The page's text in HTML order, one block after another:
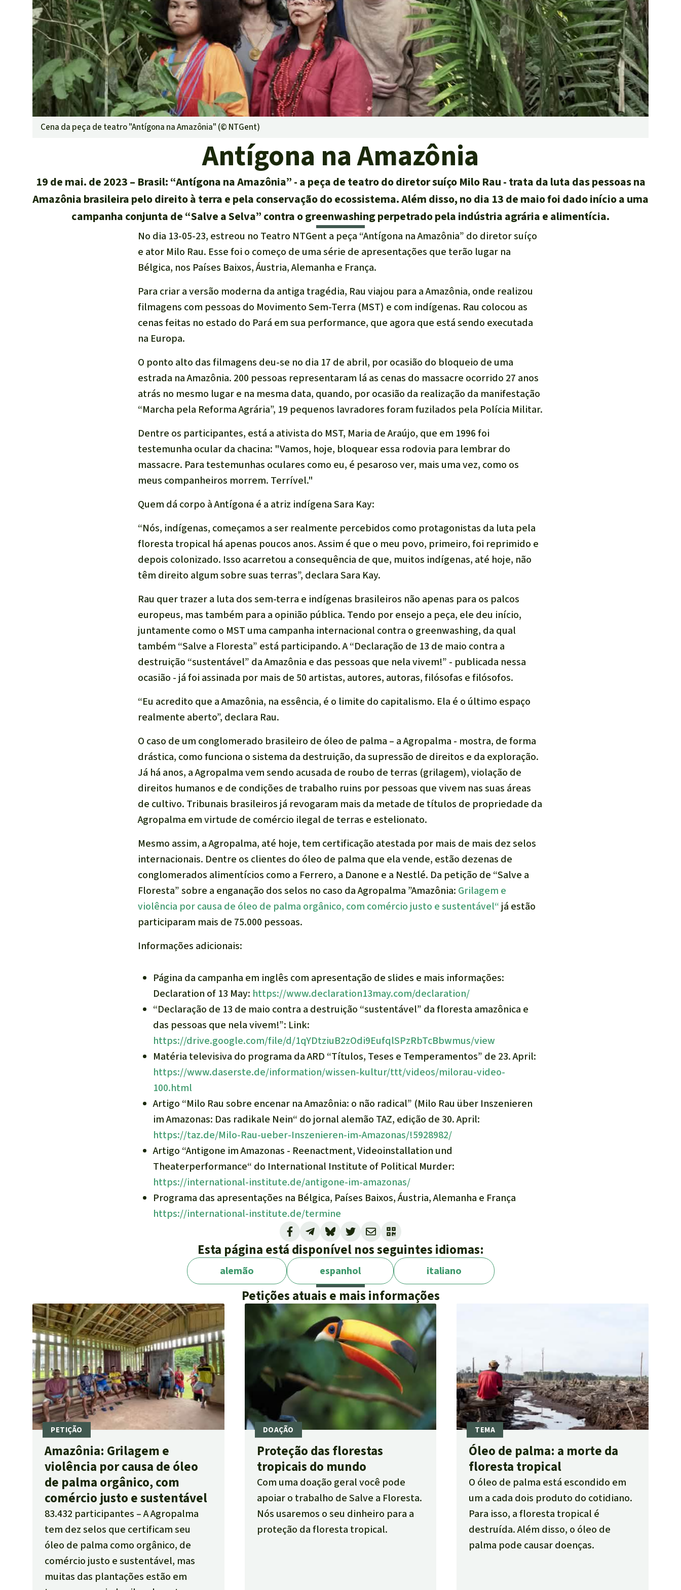
Pecuária intensiva
Roubo de terras
Alumínio
Caça furtiva
Áreas de proteção ambiental
tropicais do mundo
Doar
Cena da peça de teatro "Antígona na Amazônia" (© NTGent)
Antígona na Amazônia
19 de mai. de 2023
Brasil: “Antígona na Amazônia” - a peça de teatro do diretor suíço Milo Rau - trata da luta das pessoas na
Amazônia brasileira pelo direito à terra e pela conservação do ecossistema. Além disso, no dia 13 de maio foi dado início a uma
campanha conjunta de “Salve a Selva” contra o greenwashing perpetrado pela indústria agrária e alimentícia.
No dia 13-05-23, estreou no Teatro NTGent a peça “Antígona na Amazônia” do diretor suíço
e ator Milo Rau. Esse foi o começo de uma série de apresentações que terão lugar na
Bélgica, nos Países Baixos, Áustria, Alemanha e França.
Para criar a versão moderna da antiga tragédia, Rau viajou para a Amazônia, onde realizou
filmagens com pessoas do Movimento Sem-Terra (MST) e com indígenas. Rau colocou as
cenas feitas no estado do Pará em sua performance, que agora que está sendo executada
na Europa.
O ponto alto das filmagens deu-se no dia 17 de abril, por ocasião do bloqueio de uma
estrada na Amazônia. 200 pessoas representaram lá as cenas do massacre ocorrido 27 anos
atrás no mesmo lugar e na mesma data, quando, por ocasião da realização da manifestação
“Marcha pela Reforma Agrária”, 19 pequenos lavradores foram fuzilados pela Polícia Militar.
Dentre os participantes, está a ativista do MST, Maria de Araújo, que em 1996 foi
testemunha ocular da chacina: "Vamos, hoje, bloquear essa rodovia para lembrar do
massacre. Para testemunhas oculares como eu, é pesaroso ver, mais uma vez, como os
meus companheiros morrem. Terrível."
Quem dá corpo à Antígona é a atriz indígena Sara Kay:
“Nós, indígenas, começamos a ser realmente percebidos como protagonistas da luta pela
floresta tropical há apenas poucos anos.Assim é que o meu povo, primeiro, foi reprimido e
depois colonizado. Isso acarretou a consequência de que, muitos indígenas, até hoje, não
têm direito algum sobre suas terras”, declara Sara Kay.
Rau quer trazer a luta dos sem-terra e indígenas brasileiros não apenas para os palcos
europeus, mas também para a opinião pública. Tendo por ensejo a peça, ele deu início,
juntamente como o MST uma campanha internacional contra o greenwashing, da qual
também “Salve a Floresta” está participando. A “Declaração de 13 de maio contra a
destruição “sustentável” da Amazônia e das pessoas que nela vivem!” - publicada nessa
ocasião - já foi assinada por mais de 50 artistas, autores, autoras, filósofas e filósofos.
“Eu acredito que a Amazônia, na essência, é o limite do capitalismo. Ela é o último espaço
realmente aberto”, declara Rau.
O caso de um conglomerado brasileiro de óleo de palma – a Agropalma - mostra, de forma
drástica, como funciona o sistema da destruição, da supressão de direitos e da exploração.
Já há anos, a Agropalma vem sendo acusada de roubo de terras (grilagem), violação de
direitos humanos e de condições de trabalho ruins por pessoas que vivem nas suas áreas
de cultivo. Tribunais brasileiros já revogaram mais da metade de títulos de propriedade da
Agropalma em virtude de comércio ilegal de terras e estelionato.
Mesmo assim, a Agropalma, até hoje, tem certificação atestada por mais de mais dez selos
internacionais. Dentre os clientes do óleo de palma que ela vende, estão dezenas de
conglomerados alimentícios como a Ferrero, a Danone e a Nestlé. Da petição de “Salve a
Floresta” sobre a enganação dos selos no caso da Agropalma ”Amazônia: Grilagem e
violência por causa de óleo de palma orgânico, com comércio justo e sustentável“já estão
participaram mais de 75.000 pessoas.
Informações adicionais:
Página da campanha em inglês com apresentação de slides e mais informações:
Declaration of 13 May: https://www.declaration13may.com/declaration/
“Declaração de 13 de maio contra a destruição “sustentável” da floresta amazônica e
das pessoas que nela vivem!”: Link:
https://drive.google.com/file/d/1qYDtziuB2zOdi9EufqlSPzRbTcBbwmus/view
Matéria televisiva do programa da ARD “Títulos, Teses e Temperamentos” de 23. April:
https://www.daserste.de/information/wissen-kultur/ttt/videos/milorau-video-
100.html
Artigo “Milo Rau sobre encenar na Amazônia: o não radical” (Milo Rau über Inszenieren
im Amazonas: Das radikale Nein“ do jornal alemão TAZ, edição de 30. April:
https://taz.de/Milo-Rau-ueber-Inszenieren-im-Amazonas/!5928982/
Artigo “Antigone im Amazonas - Reenactment, Videoinstallation und
Theaterperformance“ do International Institute of Political Murder:
https://international-institute.de/antigone-im-amazonas/
Programa das apresentações na Bélgica, Países Baixos, Áustria, Alemanha e França
https://international-institute.de/termine
Esta página está disponível nos seguintes idiomas:
alemão espanhol italiano
Petições atuais e mais informações
Amazônia: Grilagem e
violência por causa de óleo
de palma orgânico, com
comércio justo e sustentável
83.432 participantes
A Agropalma
tem dez selos que certificam seu
óleo de palma como orgânico, de
comércio justo e sustentável, mas
muitas das plantações estão em
Proteção das florestas
tropicais do mundo
Com uma doação geral você pode
apoiar o trabalho de Salve a Floresta.
Nós usaremos o seu dinheiro para a
proteção da floresta tropical.
Óleo de palma: a morte da
floresta tropical
O óleo de palma está escondido em
um a cada dois produto do cotidiano.
Para isso, a floresta tropical é
destruída. Além disso, o óleo de
palma pode causar doenças.